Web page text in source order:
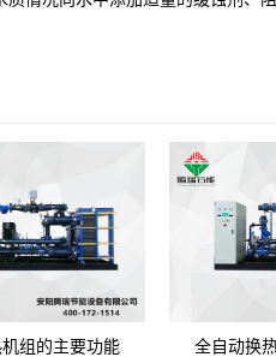
组的主要功能 全自动换